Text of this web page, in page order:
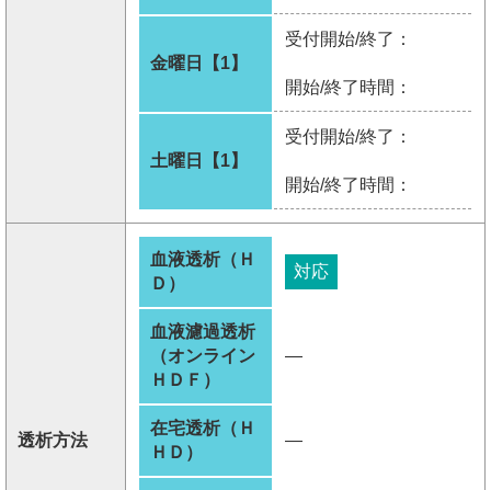
金曜日【1】
受付開始/終了：
開始/終了時間：
土曜日【1】
受付開始/終了：
開始/終了時間：
透析方法
血液透析（Ｈ
Ｄ）
対応
血液濾過透析
（オンライン
ＨＤＦ）
―
在宅透析（Ｈ
ＨＤ）
―